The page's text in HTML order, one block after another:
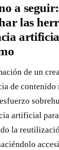
a
las
de un
de
artificial
la